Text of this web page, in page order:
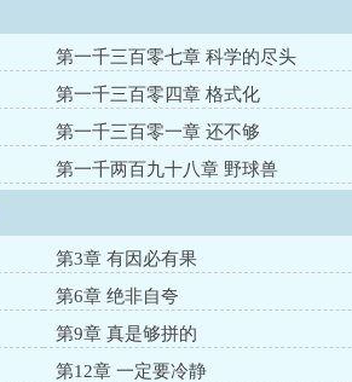
第一千三百零七章 科学的尽头
第一千三百零四章 格式化
第一千三百零一章 还不够
第一千两百九十八章 野球兽
第3章 有因必有果
第6章 绝非自夸
第9章 真是够拼的
第12章 一定要冷静